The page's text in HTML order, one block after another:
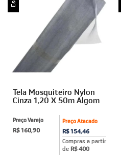
Tela Mosquiteiro Nylon
Cinza 1,20 X 50m Algom
Preço Atacado
R$ 154,46
Compras a partir
de R$ 400
Preço Varejo
R$ 160,90